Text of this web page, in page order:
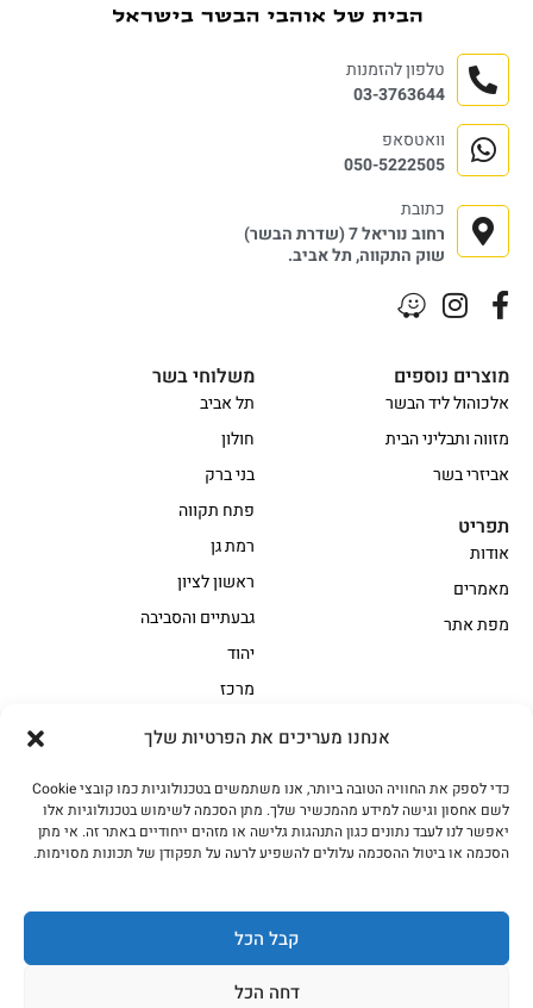
אנחנו מעריכים את הפרטיות שלך
כדי לספק את החוויה הטובה ביותר, אנו משתמשים בטכנולוגיות כמו קובצי Cookie
לשם אחסון וגישה למידע מהמכשיר שלך. מתן הסכמה לשימוש בטכנולוגיות אלו
יאפשר לנו לעבד נתונים כגון התנהגות גלישה או מזהים ייחודיים באתר זה. אי מתן
הסכמה או ביטול ההסכמה עלולים להשפיע לרעה על תפקודן של תכונות מסוימות.
קבל הכל
דחה הכל
אווז
בשר בקר משובח
בשר בקר עגלה משובח
בשר למעשנת
הודו
חלקים אחוריים
מיוחדי מסורת1
נתחי פנים
עוף
משלוחי בשר
תל אביב
חולון
בני ברק
פתח תקווה
רמת גן
ראשון לציון
גבעתיים והסביבה
יהוד
מרכז
מוצרים נוספים
אלכוהול ליד הבשר
מזווה ותבליני הבית
אביזרי בשר
תפריט
אודות
מאמרים
מפת אתר
טלפון להזמנות
03-3763644
וואטסאפ
050-5222505
כתובת
רחוב נוריאל 7 (שדרת הבשר)
שוק התקווה, תל אביב.